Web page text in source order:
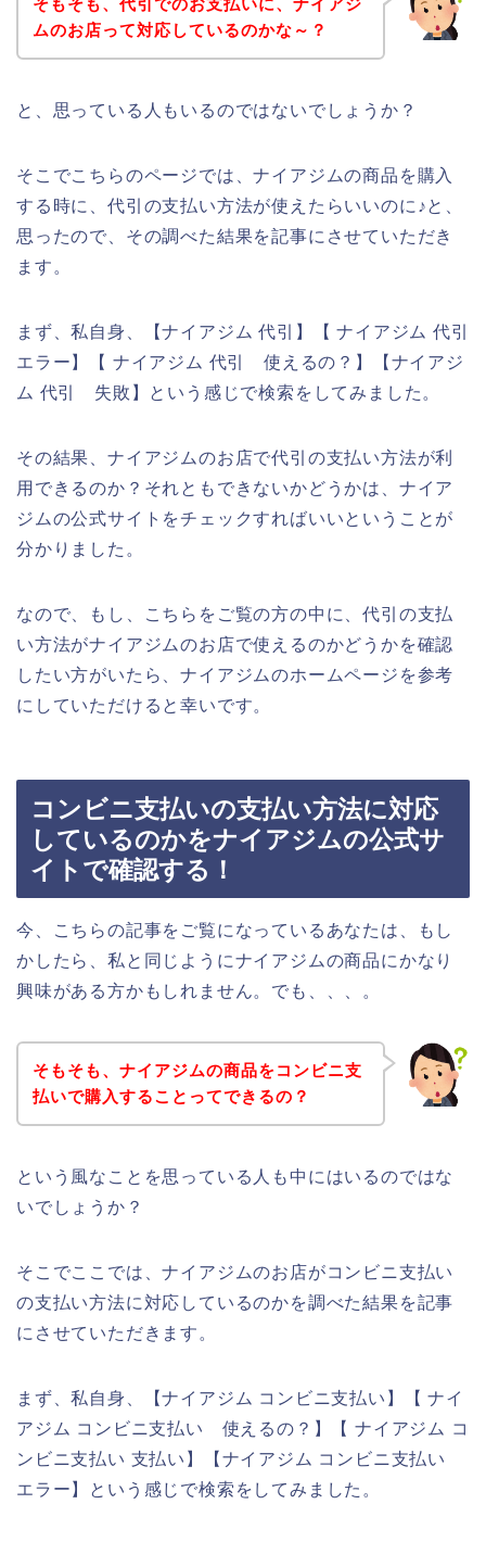
そもそも、代引でのお支払いに、ナイアジ
ムのお店って対応しているのかな～？
と、思っている人もいるのではないでしょうか？
そこでこちらのページでは、ナイアジムの商品を購入
する時に、代引の支払い方法が使えたらいいのに♪と、
思ったので、その調べた結果を記事にさせていただき
ます。
まず、私自身、【ナイアジム 代引】【 ナイアジム 代引
エラー】【 ナイアジム 代引 使えるの？】【ナイアジ
ム 代引 失敗】という感じで検索をしてみました。
その結果、ナイアジムのお店で代引の支払い方法が利
用できるのか？それともできないかどうかは、ナイア
ジムの公式サイトをチェックすればいいということが
分かりました。
なので、もし、こちらをご覧の方の中に、代引の支払
い方法がナイアジムのお店で使えるのかどうかを確認
したい方がいたら、ナイアジムのホームページを参考
にしていただけると幸いです。
コンビニ支払いの支払い方法に対応
しているのかをナイアジムの公式サ
イトで確認する！
今、こちらの記事をご覧になっているあなたは、もし
かしたら、私と同じようにナイアジムの商品にかなり
興味がある方かもしれません。でも、、、。
そもそも、ナイアジムの商品をコンビニ支
払いで購入することってできるの？
という風なことを思っている人も中にはいるのではな
いでしょうか？
そこでここでは、ナイアジムのお店がコンビニ支払い
の支払い方法に対応しているのかを調べた結果を記事
にさせていただきます。
まず、私自身、【ナイアジム コンビニ支払い】【 ナイ
アジム コンビニ支払い 使えるの？】【 ナイアジム コ
ンビニ支払い 支払い】【ナイアジム コンビニ支払い
エラー】という感じで検索をしてみました。